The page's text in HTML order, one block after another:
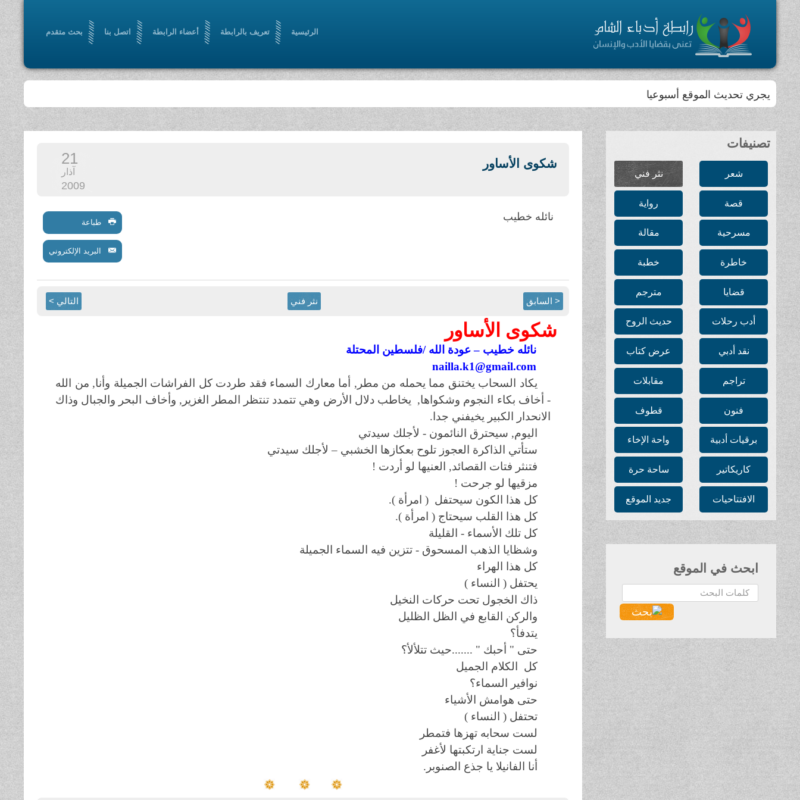
الرئيسية تعريف بالرابطة أعضاء الرابطة اتصل بنا بحث متقدم
يجري تحديث الموقع أسبوعيا
تصنيفات
شعر نثر فني
قصة رواية
مسرحية مقالة
خاطرة خطبة
قضايا مترجم
أدب رحلات حديث الروح
نقد أدبي عرض كتاب
تراجم مقابلات
فنون قطوف
برقيات أدبية واحة الإخاء
كاريكاتير ساحة حرة
الافتتاحيات جديد الموقع
ابحث في الموقع
البحث...
شكوى الأساور 21
آذار
2009
نائله خطيب طباعة
البريد الإلكتروني
< السابق نثر فني التالي >
شكوى الأساور
نائله خطيب – عودة الله /فلسطين المحتلة
nailla.k1@gmail.com
يكاد السحاب يختنق مما يحمله من مطر, أما معارك السماء فقد طردت كل الفراشات الجميلة وأنا, من الله
- أخاف بكاء النجوم وشكواها, يخاطب دلال الأرض وهي تتمدد تنتظر المطر الغزير, وأخاف البحر والجبال وذاك
الانحدار الكبير يخيفني جدا.
اليوم, سيحترق النائمون - لأجلك سيدتي
ستأتي الذاكرة العجوز تلوح بعكازها الخشبي – لأجلك سيدتي
فتنثر فتات القصائد, العنيها لو أردت !
مزقيها لو جرحت !
كل هذا الكون سيحتفل ( امرأة ).
كل هذا القلب سيحتاج ( امرأة ).
كل تلك الأسماء - القليلة
وشظايا الذهب المسحوق - تتزين فيه السماء الجميلة
كل هذا الهراء
يحتفل ( النساء )
ذاك الخجول تحت حركات النخيل
والركن القابع في الظل الظليل
يتدفأ؟
حتى " أحبك " .......حيث تتلألأ؟
كل الكلام الجميل
نوافير السماء؟
حتى هوامش الأشياء
تحتفل ( النساء )
لست سحابه تهزها فتمطر
لست جناية ارتكبتها لأغفر
أنا الفانيلا يا جذع الصنوبر.